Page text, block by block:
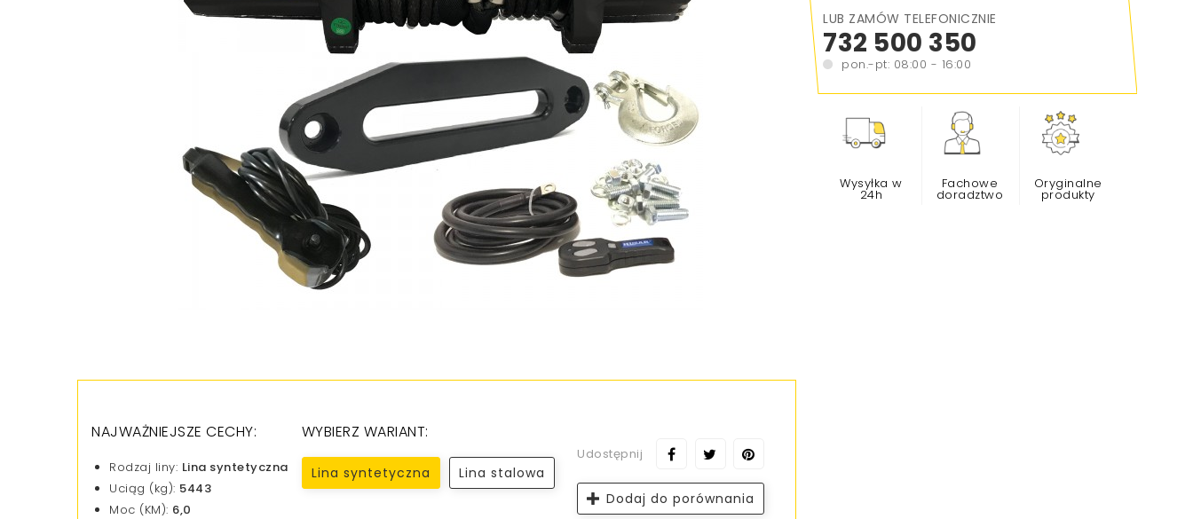
NAJWAŻNIEJSZE CECHY:
Rodzaj liny: Lina syntetyczna
Uciąg (kg): 5443
Moc (KM): 6,0
WYBIERZ WARIANT:
Lina syntetyczna Lina stalowa
Udostępnij
Dodaj do porównania
LUB ZAMÓW TELEFONICZNIE
732 500 350
pon.-pt: 08:00 - 16:00
Wysyłka w
24h
Fachowe
doradztwo
Oryginalne
produkty